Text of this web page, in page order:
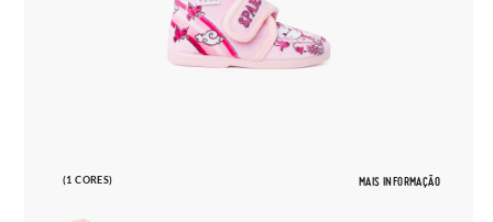
(1 CORES) MAIS INFORMAÇÃO